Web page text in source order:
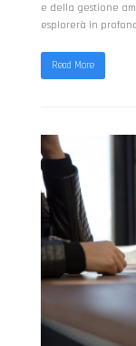
e della gestione
esplorerà in
Read More